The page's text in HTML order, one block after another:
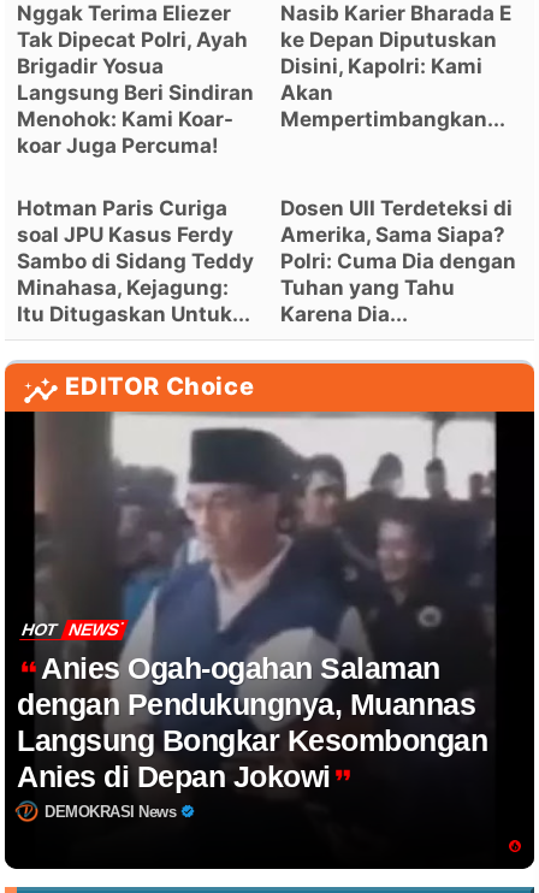
Nggak Terima Eliezer
Tak Dipecat Polri, Ayah
Brigadir Yosua
Langsung Beri Sindiran
Menohok: Kami Koar-
koar Juga Percuma!
Nasib Karier Bharada E
ke Depan Diputuskan
Disini, Kapolri: Kami
Akan
Mempertimbangkan...
Hotman Paris Curiga
soal JPU Kasus Ferdy
Sambo di Sidang Teddy
Minahasa, Kejagung:
Itu Ditugaskan Untuk...
Dosen UII Terdeteksi di
Amerika, Sama Siapa?
Polri: Cuma Dia dengan
Tuhan yang Tahu
Karena Dia...
EDITOR Choice
HOT NEWS
Anies Ogah-ogahan Salaman
dengan Pendukungnya, Muannas
Langsung Bongkar Kesombongan
Anies di Depan Jokowi
DEMOKRASI News